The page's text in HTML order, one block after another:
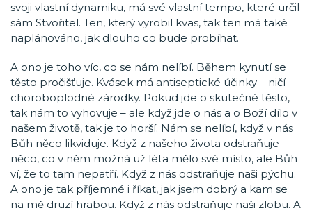
svoji vlastní dynamiku, má své vlastní tempo, které určil
sám Stvořitel. Ten, který vyrobil kvas, tak ten má také
naplánováno, jak dlouho co bude probíhat.
A ono je toho víc, co se nám nelíbí. Během kynutí se
těsto pročišťuje. Kvásek má antiseptické účinky – ničí
choroboplodné zárodky. Pokud jde o skutečné těsto,
tak nám to vyhovuje – ale když jde o nás a o Boží dílo v
našem životě, tak je to horší. Nám se nelíbí, když v nás
Bůh něco likviduje. Když z našeho života odstraňuje
něco, co v něm možná už léta mělo své místo, ale Bůh
ví, že to tam nepatří. Když z nás odstraňuje naši pýchu.
A ono je tak příjemné i říkat, jak jsem dobrý a kam se
na mě druzí hrabou. Když z nás odstraňuje naši zlobu. A